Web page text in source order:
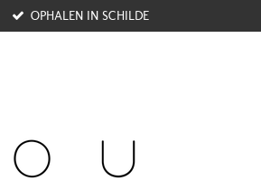
OPHALEN IN SCHILDE